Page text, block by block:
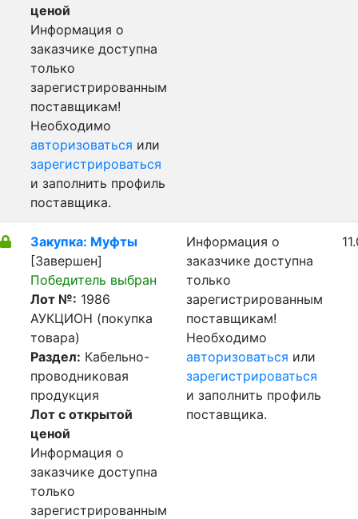
ценой
Информация о
заказчике доступна
только
зарегистрированным
поставщикам!
Необходимо
авторизоваться или
зарегистрироваться
и заполнить профиль
поставщика.
Закупка: Муфты
[Завершен]
Победитель выбран
Лот №: 1986
АУКЦИОН (покупка
товара)
Раздел: Кабельно-
проводниковая
продукция
Лот с открытой
ценой
Информация о
заказчике доступна
только
зарегистрированным
Информация о
заказчике доступна
только
зарегистрированным
поставщикам!
Необходимо
авторизоваться или
зарегистрироваться
и заполнить профиль
поставщика.